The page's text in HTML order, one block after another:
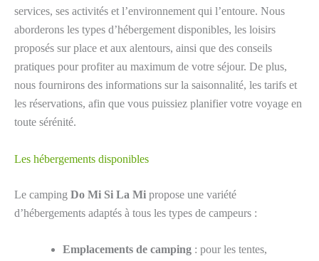
services, ses activités et l’environnement qui l’entoure. Nous
aborderons les types d’hébergement disponibles, les loisirs
proposés sur place et aux alentours, ainsi que des conseils
pratiques pour profiter au maximum de votre séjour. De plus,
nous fournirons des informations sur la saisonnalité, les tarifs et
les réservations, afin que vous puissiez planifier votre voyage en
toute sérénité.
Les hébergements disponibles
Le camping Do Mi Si La Mi propose une variété
d’hébergements adaptés à tous les types de campeurs :
Emplacements de camping : pour les tentes,